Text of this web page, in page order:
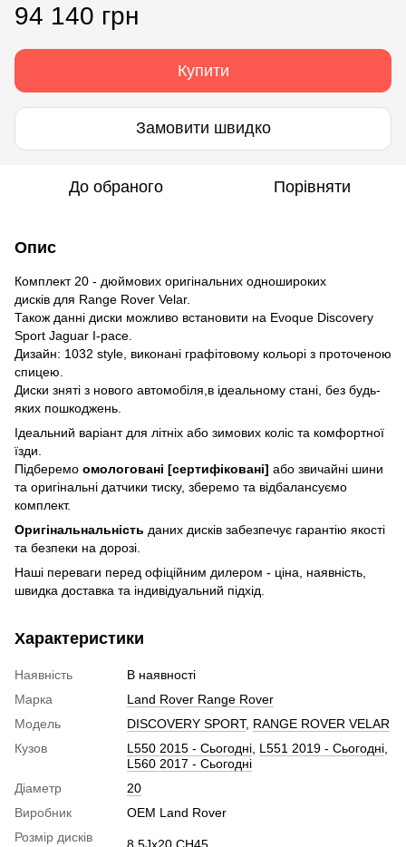
94 140 грн
Купити
Замовити швидко
До обраного Порівняти
Опис
Комплект 20 - дюймових оригінальних одношироких
дисків для Range Rover Velar.
Також данні диски можливо встановити на Evoque Discovery
Sport Jaguar I-pace.
Дизайн: 1032 style, виконані графітовому кольорі з проточеною
спицею.
Диски зняті з нового автомобіля,в ідеальному стані, без будь-
яких пошкоджень.
Ідеальний варіант для літніх або зимових коліс та комфортної
їзди.
Підберемо омологовані [сертифіковані] або звичайні шини
та оригінальні датчики тиску, зберемо та відбалансуємо
комплект.
Оригінальнальність даних дисків забезпечує гарантію якості
та безпеки на дорозі.
Наші переваги перед офіційним дилером - ціна, наявність,
швидка доставка та індивідуальний підхід.
Характеристики
Наявність
В наявності
Марка
Land Rover Range Rover
Модель
DISCOVERY SPORT, RANGE ROVER VELAR
Кузов
L550 2015 - Сьогодні L551 2019 - Сьогодні
L560 2017 - Сьогодні
Діаметр
20
Виробник
OEM Land Rover
Розмір дисків
8,5Jx20 CH45